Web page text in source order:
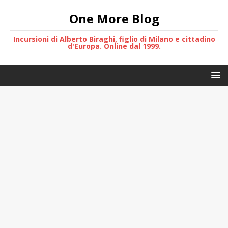
One More Blog
Incursioni di Alberto Biraghi, figlio di Milano e cittadino
d'Europa. Online dal 1999.